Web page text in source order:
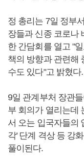
정 총리는 7일 정부
장들과 신종 코로나
한 간담회를 열고 "
책의 방향과 관련해
수도 있다"고 밝혔다.
9일 관계부처 장관
부 회의가 열리는데
서 오는 입국자들의
각' 단계 격상 등 강
풀이된다.